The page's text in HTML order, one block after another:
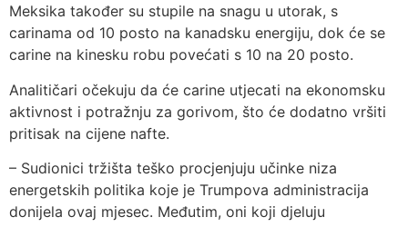
Meksika također su stupile na snagu u utorak, s
carinama od 10 posto na kanadsku energiju, dok će se
carine na kinesku robu povećati s 10 na 20 posto.
Analitičari očekuju da će carine utjecati na ekonomsku
aktivnost i potražnju za gorivom, što će dodatno vršiti
pritisak na cijene nafte.
– Sudionici tržišta teško procjenjuju učinke niza
energetskih politika koje je Trumpova administracija
donijela ovaj mjesec. Međutim, oni koji djeluju